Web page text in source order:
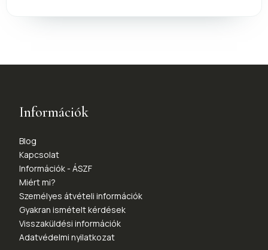
Információk
Blog
Kapcsolat
Információk - ÁSZF
Miért mi?
Személyes átvételi információk
Gyakran ismételt kérdések
Visszaküldési információk
Adatvédelmi nyilatkozat